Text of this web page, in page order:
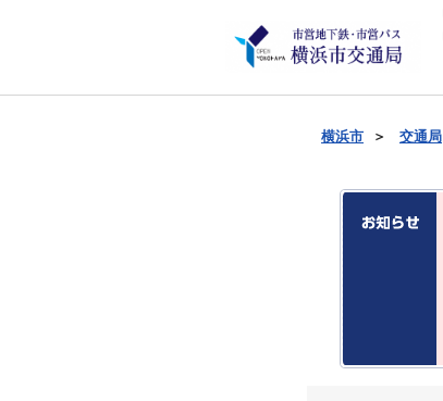
横浜市 ＞ 交通局